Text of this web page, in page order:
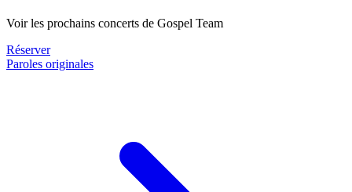
Voir les prochains concerts de Gospel Team
Réserver
Paroles originales